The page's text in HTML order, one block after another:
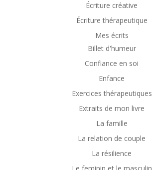
Écriture créative
Écriture thérapeutique
Mes écrits
Billet d'humeur
Confiance en soi
Enfance
Exercices thérapeutiques
Extraits de mon livre
La famille
La relation de couple
La résilience